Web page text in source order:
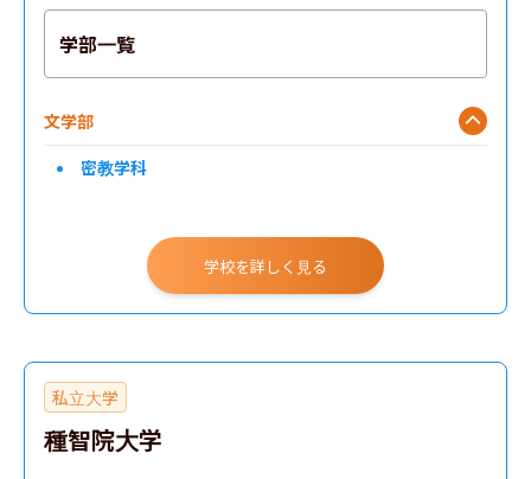
学部一覧
文学部
密教学科
学校を詳しく見る
私立大学
種智院大学